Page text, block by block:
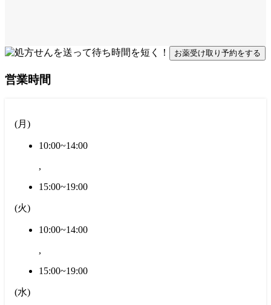
お薬受け取り予約をする
営業時間
(月 )
10:00~14:00
,
15:00~19:00
(火)
10:00~14:00
,
15:00~19:00
(水)